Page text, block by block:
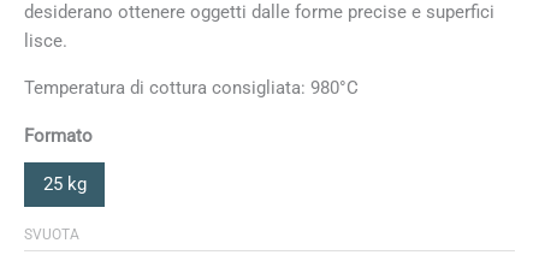
desiderano ottenere oggetti dalle forme precise e superfici
lisce.
Temperatura di cottura consigliata: 980°C
Formato
25 kg
SVUOTA